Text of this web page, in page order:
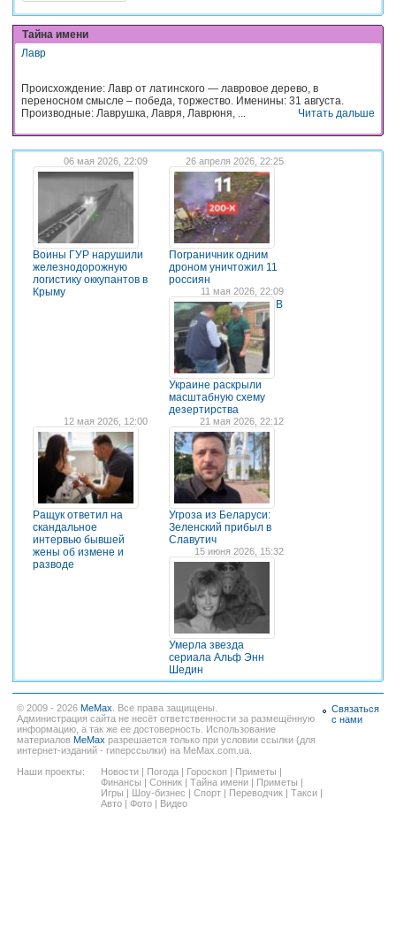
Тайна имени
Лавр
Происхождение: Лавр от латинского — лавровое дерево, в
переносном смысле – победа, торжество. Именины: 31 августа.
Производные: Лаврушка, Лавря, Лаврюня, ...
Читать дальше
06 мая 2026, 22:09
Воины ГУР нарушили
железнодорожную
логистику оккупантов в
Крыму
26 апреля 2026, 22:25
Пограничник одним
дроном уничтожил 11
россиян
11 мая 2026, 22:09
В
Украине раскрыли
масштабную схему
дезертирства
12 мая 2026, 12:00
Ращук ответил на
скандальное
интервью бывшей
жены об измене и
разводе
21 мая 2026, 22:12
Угроза из Беларуси:
Зеленский прибыл в
Славутич
15 июня 2026, 15:32
Умерла звезда
сериала Альф Энн
Шедин
© 2009 - 2026 MeMax . Все права защищены.
Администрация сайта не несёт ответственности за размещённую
информацию, а так же ее достоверность. Использование
материалов MeMax разрешается только при условии ссылки (для
интернет-изданий - гиперссылки) на MeMax.com.ua.
Наши проекты:
Новости | Погода | Гороскоп | Приметы |
Финансы | Сонник | Тайна имени | Приметы |
Игры | Шоу-бизнес | Спорт | Переводчик | Такси |
Авто | Фото | Видео
Связаться
с нами